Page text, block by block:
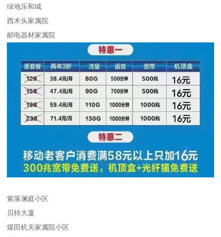
绿地乐和城
西木头家属院
邮电器材家属院
紫落澜庭小区
贝特大厦
煤田机关家属院小区